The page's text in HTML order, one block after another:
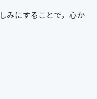
みにすることで，心か